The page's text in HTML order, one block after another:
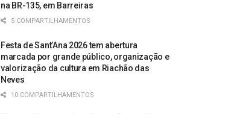
na BR-135, em Barreiras
5 COMPARTILHAMENTOS
Festa de Sant’Ana 2026 tem abertura
marcada por grande público, organização e
valorização da cultura em Riachão das
Neves
10 COMPARTILHAMENTOS